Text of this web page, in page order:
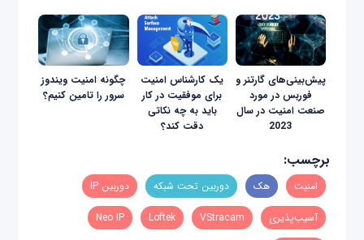
پیش‌بینی‌های گارتنر و
فوربس در مورد
صنعت امنیت در سال
2023
یک کارشناس امنیت
برای موفقیت در کار
باید به چه نکاتی
دقت کند؟
چگونه امنیت ویندوز
سرور را تامین کنیم؟
برچسب:
امنیت هک دوربین تحت شبکه دوربین IP
آسیب‌پذیری VStracam
Loftek
Neo IP